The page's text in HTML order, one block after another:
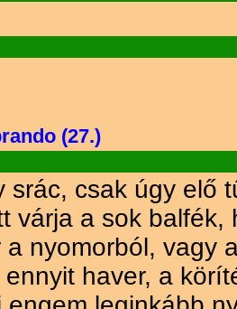
(27.)
srác, csak úgy elő
várja a sok balfék,
a nyomorból, vagy
haver, a